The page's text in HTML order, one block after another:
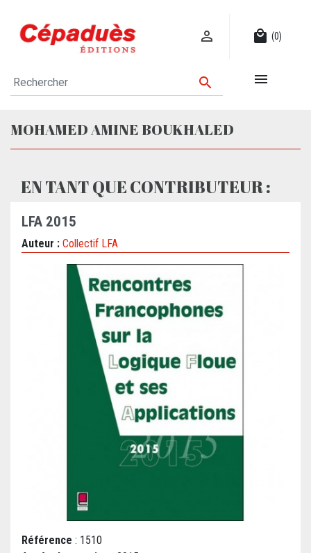
 local_mall (0)
 
MOHAMED AMINE BOUKHALED
EN TANT QUE CONTRIBUTEUR :
LFA 2015
Auteur : Collectif LFA
Référence : 1510